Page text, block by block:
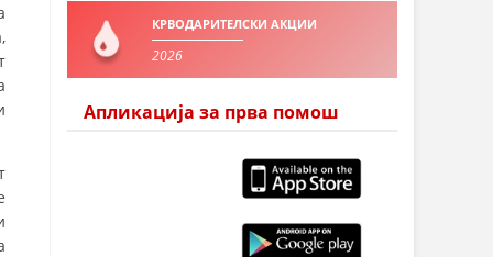
КРВОДАРИТЕЛСКИ АКЦИИ
2026
Апликација за прва помош